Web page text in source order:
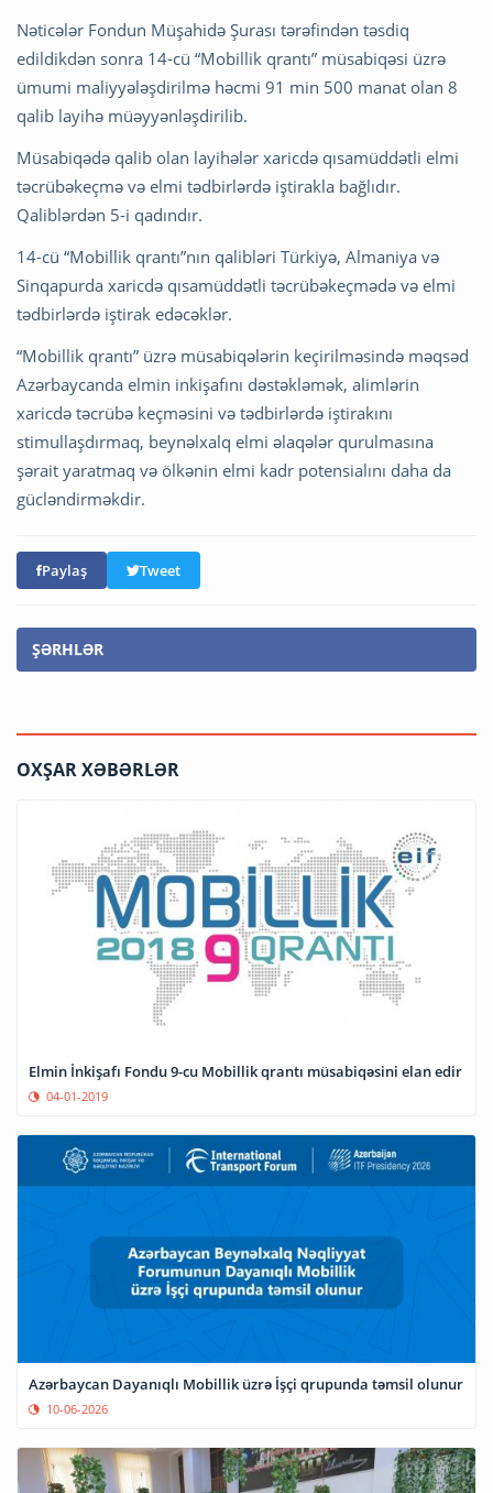
Nəticələr Fondun Müşahidə Şurası tərəfindən təsdiq
edildikdən sonra 14-cü “Mobillik qrantı” müsabiqəsi üzrə
ümumi maliyyələşdirilmə həcmi 91 min 500 manat olan 8
qalib layihə müəyyənləşdirilib.
Müsabiqədə qalib olan layihələr xaricdə qısamüddətli elmi
təcrübəkeçmə və elmi tədbirlərdə iştirakla bağlıdır.
Qaliblərdən 5-i qadındır.
14-cü “Mobillik qrantı”nın qalibləri Türkiyə, Almaniya və
Sinqapurda xaricdə qısamüddətli təcrübəkeçmədə və elmi
tədbirlərdə iştirak edəcəklər.
“Mobillik qrantı” üzrə müsabiqələrin keçirilməsində məqsəd
Azərbaycanda elmin inkişafını dəstəkləmək, alimlərin
xaricdə təcrübə keçməsini və tədbirlərdə iştirakını
stimullaşdırmaq, beynəlxalq elmi əlaqələr qurulmasına
şərait yaratmaq və ölkənin elmi kadr potensialını daha da
gücləndirməkdir.
Paylaş Tweet
ŞƏRHLƏR
OXŞAR XƏBƏRLƏR
Elmin İnkişafı Fondu 9-cu Mobillik qrantı müsabiqəsini elan edir
04-01-2019
Azərbaycan Dayanıqlı Mobillik üzrə İşçi qrupunda təmsil olunur
10-06-2026